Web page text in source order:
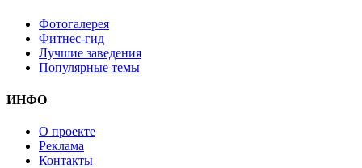
Фотогалерея
Фитнес-гид
Лучшие заведения
Популярные темы
ИНФО
О проекте
Реклама
Контакты